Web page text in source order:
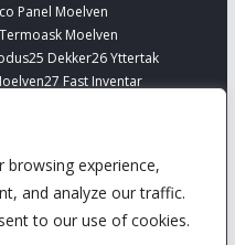
browsing experience,
and analyze our traffic.
to our use of cookies.
Panel Moelven
Moelven
25 Dekker26 Yttertak
27 Fast Inventar
Banevare
– Viega
– 1.4401